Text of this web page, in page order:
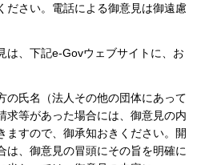
ださい。電話による御意見は御遠慮
は、下記e-Govウェブサイトに、お
の氏名（法人その他の団体にあって
求等があった場合には、御意見の内
ますので、御承知おきください。開
は、御意見の冒頭にその旨を明確に